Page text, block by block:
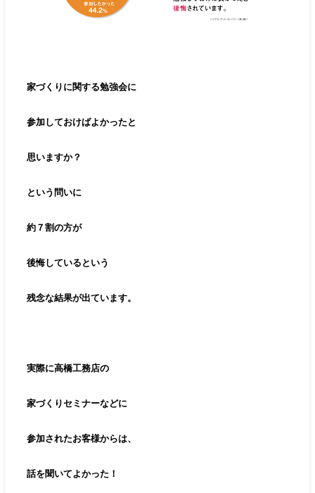
家づくりに関する勉強会に
参加しておけばよかったと
思いますか？
という問いに
約７割の方が
後悔しているという
残念な結果が出ています。
実際に高橋工務店の
家づくりセミナーなどに
参加されたお客様からは、
話を聞いてよかった！